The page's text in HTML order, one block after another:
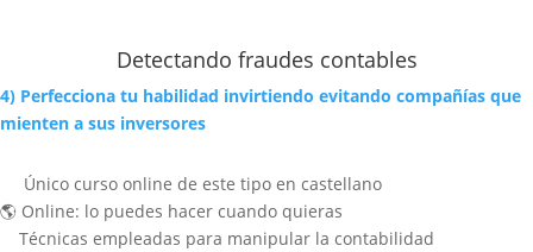
Detectando fraudes contables
4) Perfecciona tu habilidad invirtiendo evitando compañías que
mienten a sus inversores
Único curso online de este tipo en castellano
🌎 Online: lo puedes hacer cuando quieras
Técnicas empleadas para manipular la contabilidad